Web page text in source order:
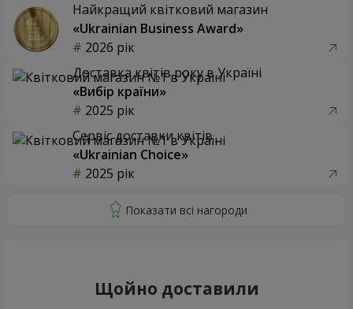
Найкращий квітковий магазин
«Ukrainian Business Award»
2026 рік
Доставка квітів року в Україні
«Вибір країни»
2025 рік
Сервіс доставки квітів
«Ukrainian Choice»
2025 рік
Щойно доставили